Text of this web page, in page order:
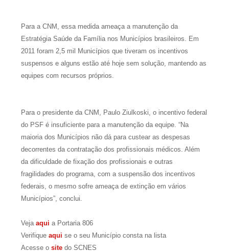
Para a CNM, essa medida ameaça a manutenção da
Estratégia Saúde da Família nos Municípios brasileiros. Em
2011 foram 2,5 mil Municípios que tiveram os incentivos
suspensos e alguns estão até hoje sem solução, mantendo as
equipes com recursos próprios.
Para o presidente da CNM, Paulo Ziulkoski, o incentivo federal
do PSF é insuficiente para a manutenção da equipe. “Na
maioria dos Municípios não dá para custear as despesas
decorrentes da contratação dos profissionais médicos. Além
da dificuldade de fixação dos profissionais e outras
fragilidades do programa, com a suspensão dos incentivos
federais, o mesmo sofre ameaça de extinção em vários
Municípios”, conclui.
Veja aqui a Portaria 806
Verifique aqui se o seu Município consta na lista
Acesse o site do SCNES